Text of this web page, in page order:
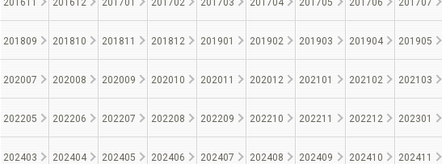
201809 201810 201811 201812 201901 201902 201903 201904 201905
202007 202008 202009 202010 202011 202012 202101 202102 202103
202205 202206 202207 202208 202209 202210 202211 202212 202301
202403 202404 202405 202406 202407 202408 202409 202410 202411